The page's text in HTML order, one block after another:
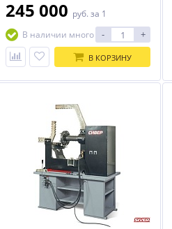
245 000 руб. за 1
В наличии много
- +
В КОРЗИНУ